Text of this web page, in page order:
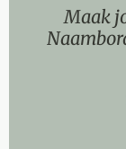
Maak